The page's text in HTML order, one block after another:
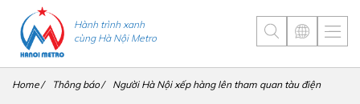
Hành trình xanh
cùng Hà Nội Metro
Home Thông báo Người Hà Nội xếp hàng lên tham quan tàu điện